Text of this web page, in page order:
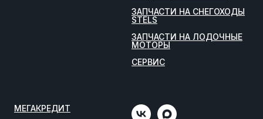
ЗАПЧАСТИ НА СНЕГОХОДЫ
STELS
ЗАПЧАСТИ НА ЛОДОЧНЫЕ
МОТОРЫ
СЕРВИС
МЕГАКРЕДИТ